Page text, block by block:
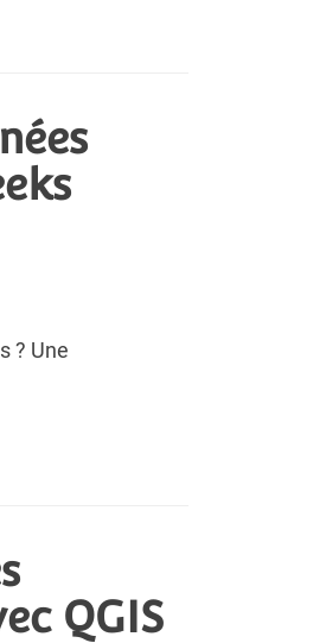
? Une
QGIS